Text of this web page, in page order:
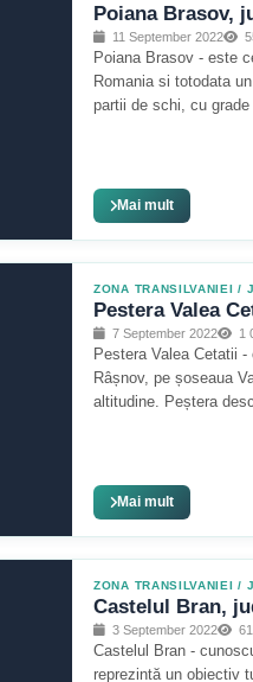
Poiana Brasov,
11 September 2022
Poiana Brasov - este
Romania si totodata
partii de schi, cu
Mai mult
ZONA TRANSILVANIEI /
Pestera Valea
7 September 2022 1
Pestera Valea Cetatii
Râșnov, pe șoseaua
altitudine. Peștera
Mai mult
ZONA TRANSILVANIEI /
Castelul Bran,
3 September 2022
Castelul Bran -
reprezintă un obiectiv